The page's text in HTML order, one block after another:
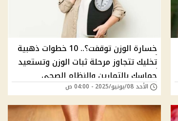
خسارة الوزن توقفت؟.. 10 خطوات ذهبية
تخليك تتجاوز مرحلة ثبات الوزن وتستعيد
حماسك بالتمارين والنظام الصحي
الأحد 08/يونيو/2025 - 04:00 ص